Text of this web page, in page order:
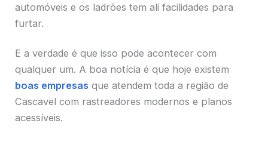
automóveis e os ladrões tem ali facilidades para
furtar.
E a verdade é que isso pode acontecer com
qualquer um. A boa notícia é que hoje existem
boas empresas que atendem toda a região de
Cascavel com rastreadores modernos e planos
acessíveis.